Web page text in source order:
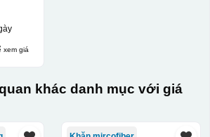
xem giá
khác danh mục với giá